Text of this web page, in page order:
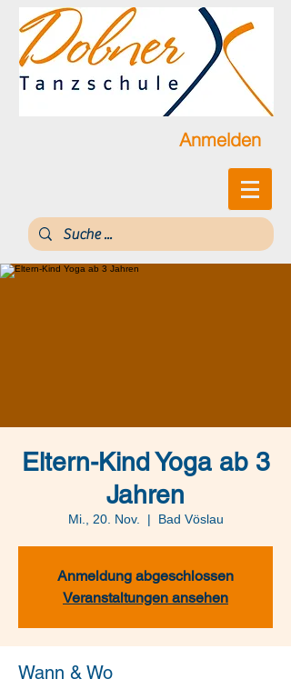
Anmelden
Eltern-Kind Yoga ab 3
Jahren
Mi., 20. Nov.
  |
Bad Vöslau
Anmeldung abgeschlossen
Veranstaltungen ansehen
Wann & Wo